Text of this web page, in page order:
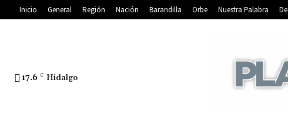
Inicio General Región Nación Barandilla Orbe Nuestra Palabra
17.6 C Hidalgo